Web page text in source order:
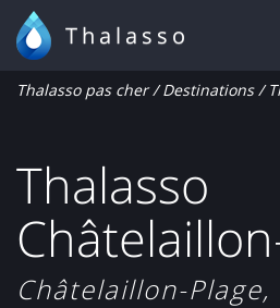
Thalasso
Thalasso
Châtelaillon-Plage,
Thalasso pas cher/Destinations/